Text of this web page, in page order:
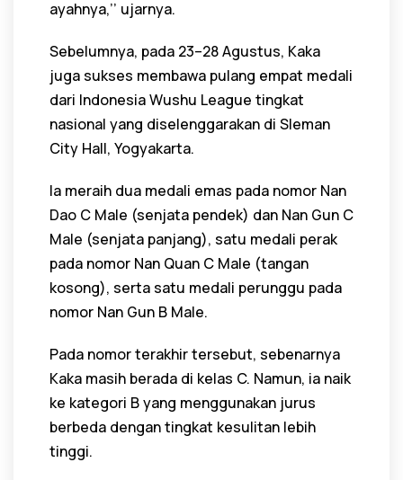
ayahnya,’’ ujarnya.
Sebelumnya, pada 23–28 Agustus, Kaka
juga sukses membawa pulang empat medali
dari Indonesia Wushu League tingkat
nasional yang diselenggarakan di Sleman
City Hall, Yogyakarta.
Ia meraih dua medali emas pada nomor Nan
Dao C Male (senjata pendek) dan Nan Gun C
Male (senjata panjang), satu medali perak
pada nomor Nan Quan C Male (tangan
kosong), serta satu medali perunggu pada
nomor Nan Gun B Male.
Pada nomor terakhir tersebut, sebenarnya
Kaka masih berada di kelas C. Namun, ia naik
ke kategori B yang menggunakan jurus
berbeda dengan tingkat kesulitan lebih
tinggi.